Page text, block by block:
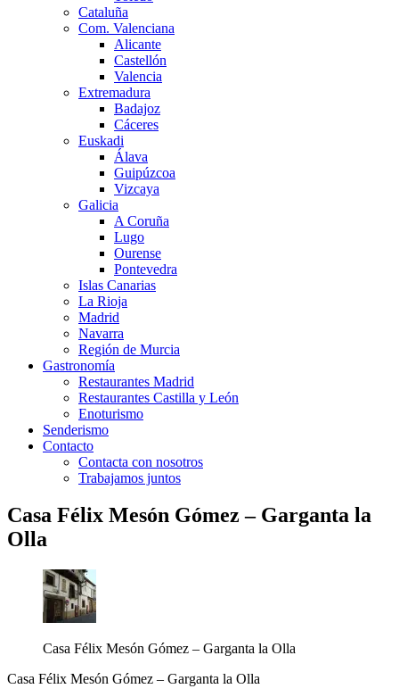
Cataluña
Com. Valenciana
Alicante
Castellón
Valencia
Extremadura
Badajoz
Cáceres
Euskadi
Álava
Guipúzcoa
Vizcaya
Galicia
A Coruña
Lugo
Ourense
Pontevedra
Islas Canarias
La Rioja
Madrid
Navarra
Región de Murcia
Gastronomía
Restaurantes Madrid
Restaurantes Castilla y León
Enoturismo
Senderismo
Contacto
Contacta con nosotros
Trabajamos juntos
Casa Félix Mesón Gómez – Garganta la
Olla
Casa Félix Mesón Gómez – Garganta la Olla
Casa Félix Mesón Gómez – Garganta la Olla